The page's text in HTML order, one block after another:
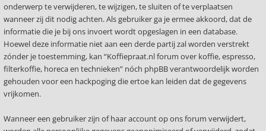
onderwerp te verwijderen, te wijzigen, te sluiten of te verplaatsen
wanneer zij dit nodig achten. Als gebruiker ga je ermee akkoord, dat de
informatie die je bij ons invoert wordt opgeslagen in een database.
Hoewel deze informatie niet aan een derde partij zal worden verstrekt
zónder je toestemming, kan “Koffiepraat.nl forum over koffie, espresso,
filterkoffie, horeca en technieken” nóch phpBB verantwoordelijk worden
gehouden voor een hackpoging die ertoe kan leiden dat de gegevens
vrijkomen.
Wanneer een gebruiker zijn of haar account op ons forum verwijdert,